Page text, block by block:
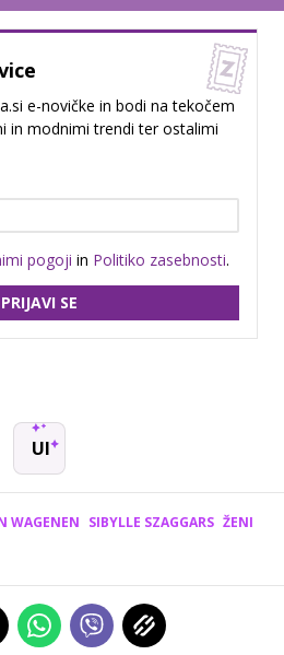
e-novičke in bodi na tekočem
in modnimi trendi ter ostalimi
pogoji in Politiko zasebnosti.
PRIJAVI SE
UI
WAGENEN SIBYLLE SZAGGARS ŽENI